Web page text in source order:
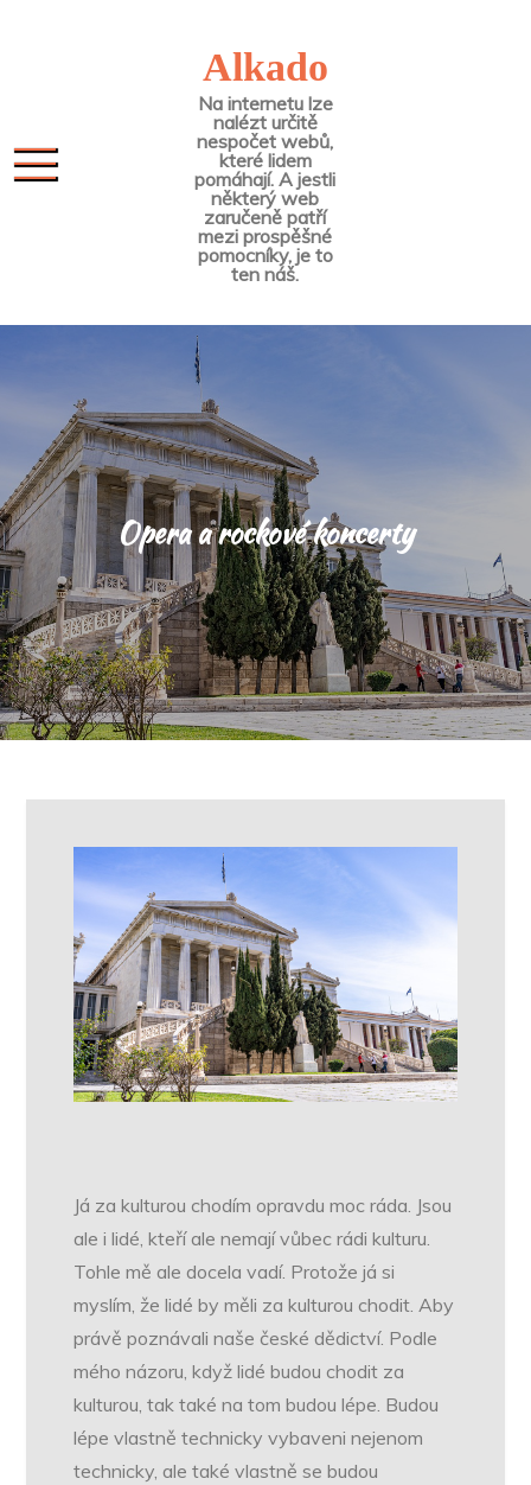
Alkado
Na internetu lze
nalézt určitě
nespočet webů,
které lidem
pomáhají. A jestli
některý web
zaručeně patří
mezi prospěšné
pomocníky, je to
ten náš.
Opera a rockové koncerty
Já za kulturou chodím opravdu moc ráda. Jsou
ale i lidé, kteří ale nemají vůbec rádi kulturu.
Tohle mě ale docela vadí. Protože já si
myslím, že lidé by měli za kulturou chodit. Aby
právě poznávali naše české dědictví. Podle
mého názoru, když lidé budou chodit za
kulturou, tak také na tom budou lépe. Budou
lépe vlastně technicky vybaveni nejenom
technicky, ale také vlastně se budou